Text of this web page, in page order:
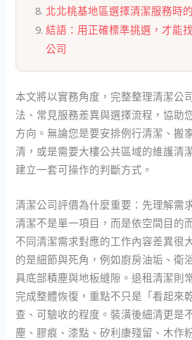
北北桃基地區選擇清潔服務時
結語：用正確標準挑選，才能
公司
本文將以實務角度，完整整理清潔公
法、常見服務差異與選擇流程，協助
方向。無論您是要安排例行清潔、搬
清，或是需要大樓公共區域的維護清
建立一套可操作的判斷方式。
清潔公司評價為什麼重要：先理解需
清潔不是單一項目，而是依空間目的
不同清潔需求對應的工作內容差異很
的是細節與死角，例如廚房油垢、衛
具底部積塵與地板縫隙。退租清潔則
完成整體恢復，重點不只是「看起來
查、可驗收的程度。裝潢後細清更是
塵、膠痕、漆點、矽利康殘留、木作